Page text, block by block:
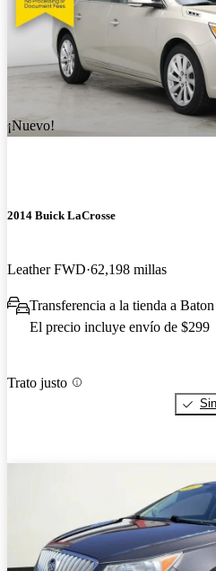
¡Nuevo!
2014 Buick LaCrosse
Leather FWD 62,198 millas
Transferencia a la tienda a
El precio incluye envío de $299
Trato justo